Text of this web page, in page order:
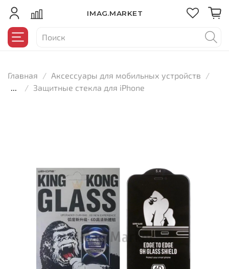
IMAG.MARKET
Главная
Аксессуары для мобильных устройств
...
Защитные стекла для iPhone